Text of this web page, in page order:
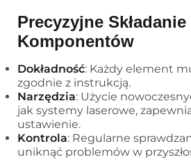
Precyzyjne Składanie
Komponentów
Dokładność: Każdy element
zgodnie z instrukcją.
Narzędzia: Użycie
jak systemy laserowe,
ustawienie.
Kontrola: Regularne
uniknąć problemów w